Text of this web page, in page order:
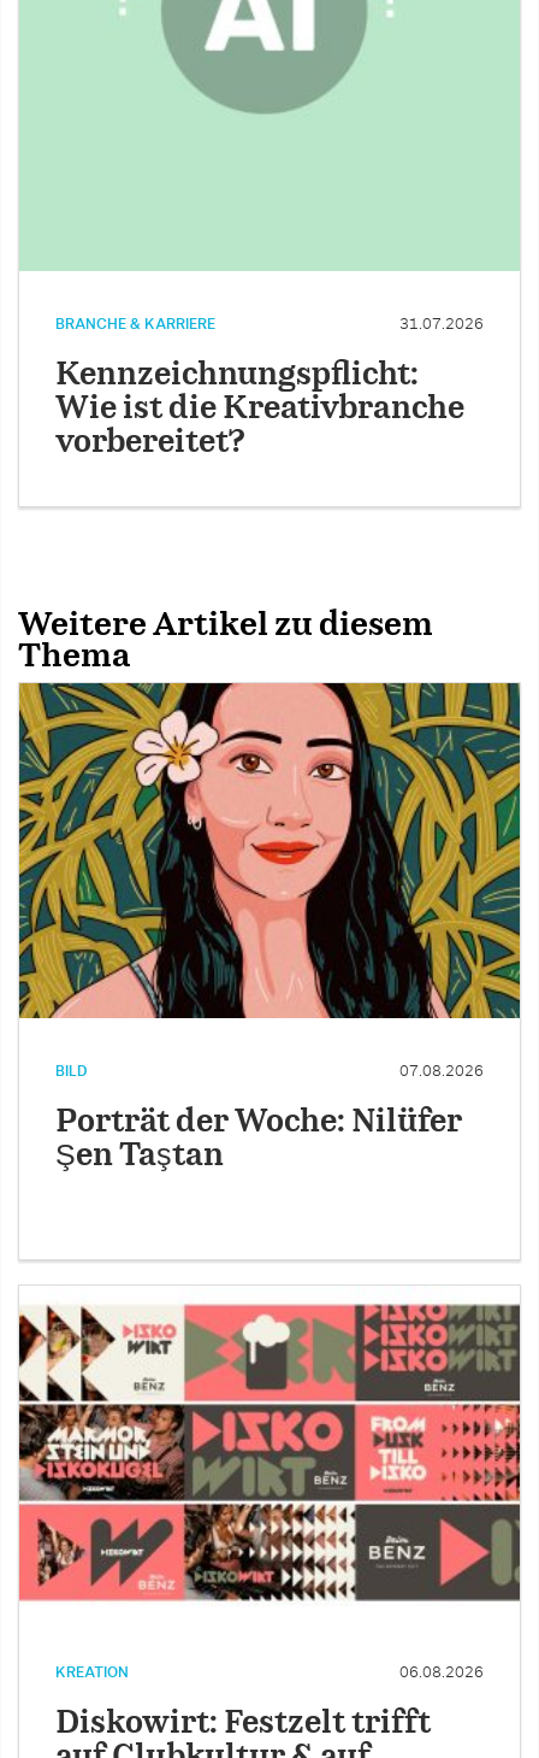
BRANCHE & KARRIERE 31.07.2026
Kennzeichnungspflicht:
Wie ist die Kreativbranche
vorbereitet?
Weitere Artikel zu diesem
Thema
BILD 07.08.2026
Porträt der Woche: Nilüfer
Şen Taştan
KREATION 06.08.2026
Diskowirt: Festzelt trifft